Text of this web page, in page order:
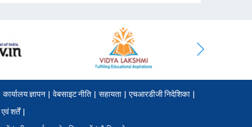
कार्यालय ज्ञापन | वेबसाइट नीति | सहायता | एचआरडीजी निदेशिका |
शर्तें |